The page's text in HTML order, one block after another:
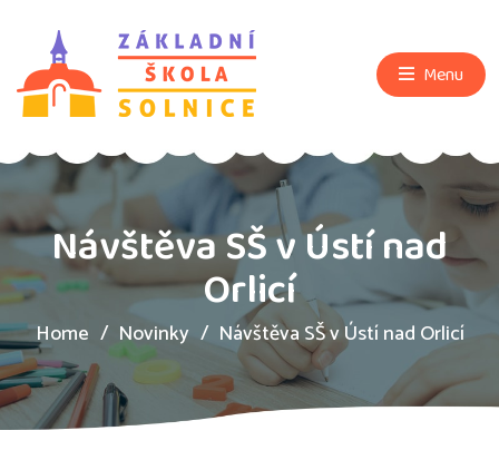
Menu
Návštěva SŠ v Ústí nad
Orlicí
Home Novinky Návštěva SŠ v Ústí nad Orlicí